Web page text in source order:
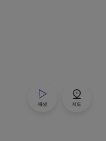
재생 지도